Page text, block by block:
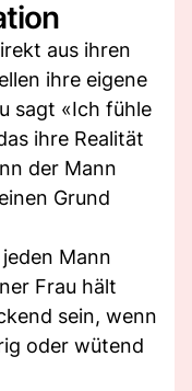
aus ihren
ihre eigene
sagt «Ich fühle
ihre Realität
der Mann
Grund
Mann
Frau hält
sein, wenn
oder wütend